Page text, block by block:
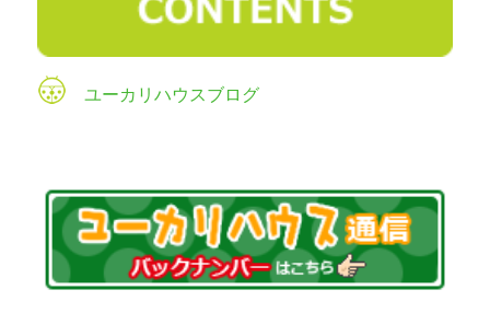
ユーカリハウスブログ